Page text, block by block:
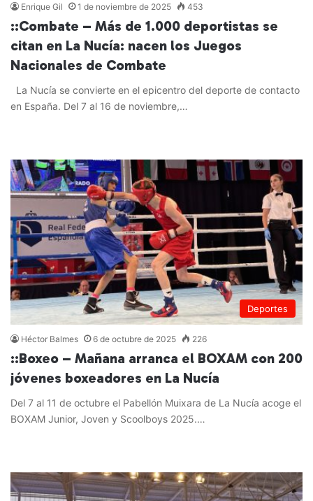
Enrique Gil 1 de noviembre de 2025 453
::Combate – Más de 1.000 deportistas se
citan en La Nucía: nacen los Juegos
Nacionales de Combate
La Nucía se convierte en el epicentro del deporte de contacto
en España. Del 7 al 16 de noviembre,…
Deportes
Héctor Balmes 6 de octubre de 2025 226
::Boxeo – Mañana arranca el BOXAM con 200
jóvenes boxeadores en La Nucía
Del 7 al 11 de octubre el Pabellón Muixara de La Nucía acoge el
BOXAM Junior, Joven y Scoolboys 2025.…